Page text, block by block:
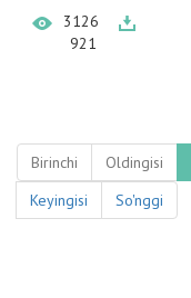
3126
921
Birinchi Oldingisi
Keyingisi
So'nggi